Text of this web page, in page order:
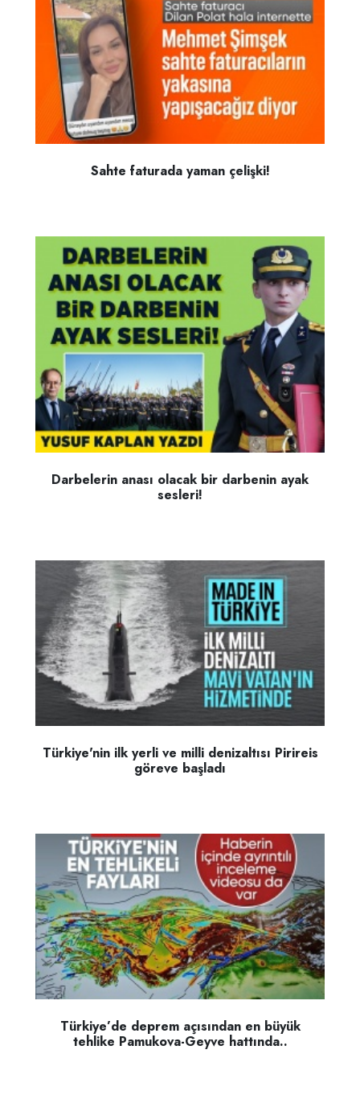
Sahte faturada yaman çelişki!
Darbelerin anası olacak bir darbenin ayak
sesleri!
Türkiye'nin ilk yerli ve milli denizaltısı Pirireis
göreve başladı
Türkiye’de deprem açısından en büyük
tehlike Pamukova-Geyve hattında..